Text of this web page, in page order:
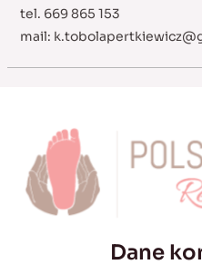
tel. 669 865 153
mail:
Dane